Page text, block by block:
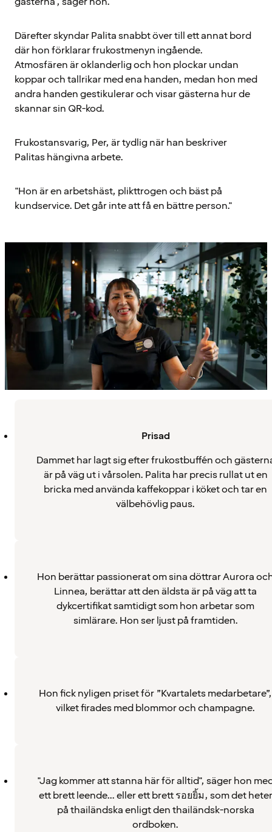
Därefter skyndar Palita snabbt över till ett annat bord
där hon förklarar frukostmenyn ingående.
Atmosfären är oklanderlig och hon plockar undan
koppar och tallrikar med ena handen, medan hon med
andra handen gestikulerar och visar gästerna hur de
skannar sin QR-kod.
Frukostansvarig, Per, är tydlig när han beskriver
Palitas hängivna arbete.
"Hon är en arbetshäst, plikttrogen och bäst på
kundservice. Det går inte att få en bättre person."
Prisad
Dammet har lagt sig efter frukostbuffén och
är på väg ut i vårsolen. Palita har precis rullat ut en
bricka med använda kaffekoppar i köket och tar en
välbehövlig paus.
Hon berättar passionerat om sina döttrar Aurora
Linnea, berättar att den äldsta är på väg att ta
dykcertifikat samtidigt som hon arbetar som
simlärare. Hon ser ljust på framtiden.
Hon fick nyligen priset för ”Kvartalets medarbetare”,
vilket firades med blommor och champagne.
"Jag kommer att stanna här för alltid", säger hon
ett brett leende... eller ett brett รอยยิ้ม, som det heter
på thailändska enligt den thailändsk-norska
ordboken.